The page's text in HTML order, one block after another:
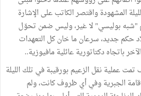
المشهودة واقتصر الكاتب على الإشارة
"شبه بوليسي" لا غير، وليس ضمن تحوّل
حكم جديد، سرعان ما خان كل التعهدات
باتجاه دكتاتورية عائلية مافيوزية..
عملية نقل الزعيم بورقيبة في تلك الليلة
الجبرية وفي أي ظروف كانت، ولم